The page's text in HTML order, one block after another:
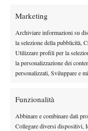
Marketing
Archiviare informazioni su
la selezione della pubblicità,
Utilizzare profili per la
la personalizzazione dei
personalizzati, Sviluppare e
Funzionalità
Abbinare e combinare dati
Collegare diversi dispositivi,